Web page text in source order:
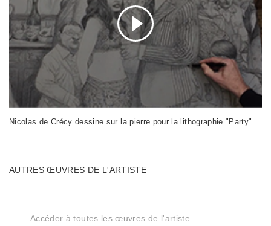
Nicolas de Crécy dessine sur la pierre pour la lithographie "Party"
AUTRES ŒUVRES DE L'ARTISTE
Accéder à toutes les œuvres de l'artiste